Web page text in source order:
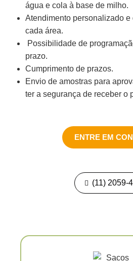
água e cola à base de milho.
Atendimento personalizado
cada área.
Possibilidade de
prazo.
Cumprimento de prazos.
Envio de amostras para
ter a segurança de receber o
ENTRE EM
(11) 2059-